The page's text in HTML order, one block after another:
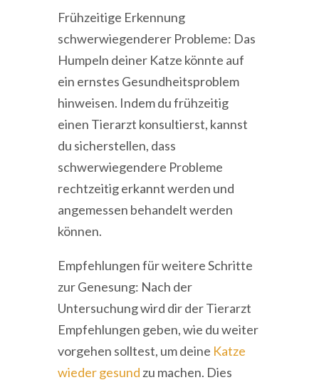
Frühzeitige Erkennung
schwerwiegenderer Probleme: Das
Humpeln deiner Katze könnte auf
ein ernstes Gesundheitsproblem
hinweisen. Indem du frühzeitig
einen Tierarzt konsultierst, kannst
du sicherstellen, dass
schwerwiegendere Probleme
rechtzeitig erkannt werden und
angemessen behandelt werden
können.
Empfehlungen für weitere Schritte
zur Genesung: Nach der
Untersuchung wird dir der Tierarzt
Empfehlungen geben, wie du weiter
vorgehen solltest, um deine Katze
wieder gesund zu machen. Dies